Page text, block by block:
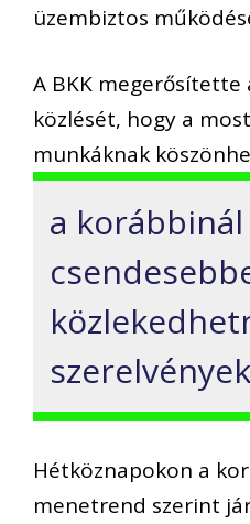
üzembiztos
A BKK megerősítette
közlését, hogy a
munkáknak
a korábbinál
Hétköznapokon a
menetrend szerint